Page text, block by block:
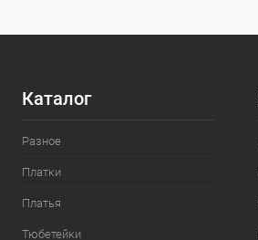
Каталог
Разное
Платки
Платья
Тюбетейки